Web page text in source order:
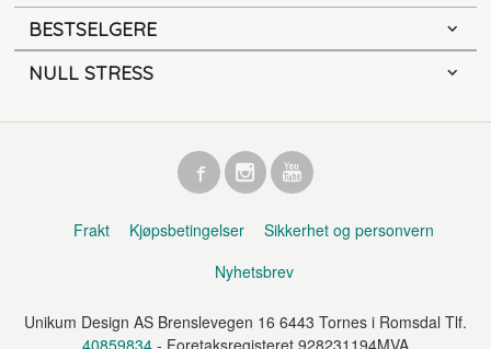
BESTSELGERE
NULL STRESS
Frakt Kjøpsbetingelser
Sikkerhet og personvern
Nyhetsbrev
Unikum Design AS Brenslevegen 16 6443 Tornes i Romsdal Tlf.